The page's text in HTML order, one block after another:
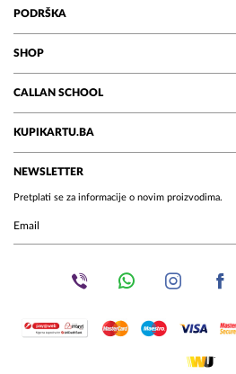
PODRŠKA
SHOP
CALLAN SCHOOL
KUPIKARTU.BA
NEWSLETTER
Pretplati se za informacije o novim proizvodima.